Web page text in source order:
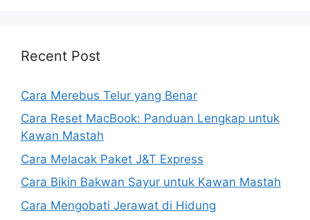
Recent Post
Cara Merebus Telur yang Benar
Cara Reset MacBook: Panduan Lengkap untuk
Kawan Mastah
Cara Melacak Paket J&T Express
Cara Bikin Bakwan Sayur untuk Kawan Mastah
Cara Mengobati Jerawat di Hidung